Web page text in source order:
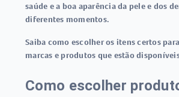
saúde e a boa aparência da pele e dos
diferentes momentos.
Saiba como escolher os itens certos
marcas e produtos que estão
Como escolher